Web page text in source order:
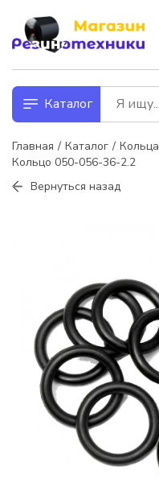
Каталог
Главная Каталог Кольца
Кольцо 050-056-36-2.2
Вернуться назад